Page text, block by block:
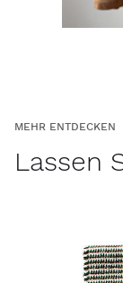
MEHR ENTDECKEN
Lassen